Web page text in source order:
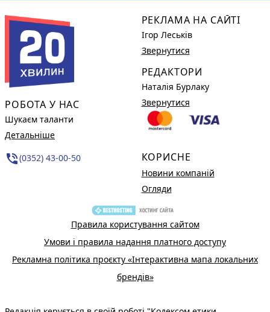
РОБОТА У НАС
Шукаєм таланти
Детальніше
phone_in_talk(0352) 43-00-50
РЕКЛАМА НА САЙТІ
Ігор Леськів
Звернутися
РЕДАКТОРИ
Наталія Бурлаку
Звернутися
КОРИСНЕ
Новини компаній
Огляди
Правила користування сайтом
Умови і правила надання платного доступу
Рекламна політика проєкту «Інтерактивна мапа локальних
брендів»